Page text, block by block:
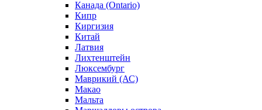
Канада (Ontario)
Кипр
Киргизия
Китай
Латвия
Лихтенштейн
Люксембург
Маврикий (АС)
Макао
Мальта